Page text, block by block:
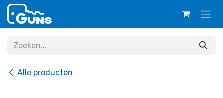
Overslaan naar inhoud
Alle producten